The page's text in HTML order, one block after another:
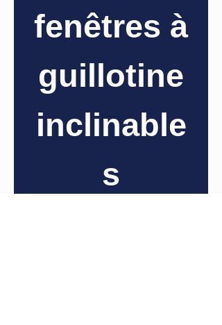
fenêtres à
guillotine
inclinable
s